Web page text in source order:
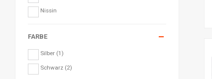
Nissin
FARBE
Silber (1)
Schwarz (2)